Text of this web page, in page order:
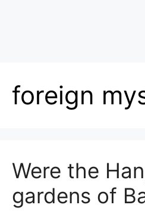
foreign
Were the
gardens of